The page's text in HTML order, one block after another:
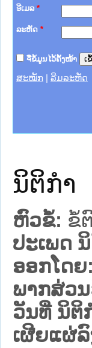
ອີເມລ *
ລະຫັດ *
ຈື່ຂໍ້ມູນໄວ້ຄັ້ງໜ້າ
ສະໝັກ ລືມລະຫັດ
ຊາຊົນ ພາກເໜືອ
ການ
ກາງ
ກໃຕ້
ນຕຳຫຼວດປະຊາ
ສັນຕິບານປະຊາ
ກເໜືອ
ຊາຊົນ ພາກກາງ
ນິຕິກໍາ
ຫົວຂໍ້: ຂໍ້
ປະເພດ
ອອກໂດຍ:
ພາກສ່ວ
ວັນທີ່ ນິຕິ
ເຜີຍແຜ່